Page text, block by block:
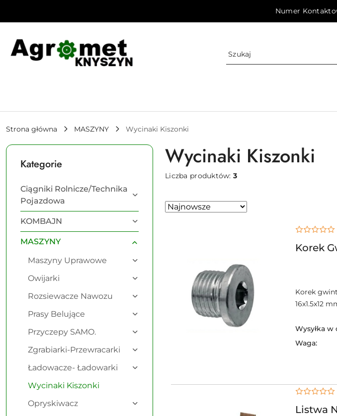
Numer
Strona główna MASZYNY Wycinaki Kiszonki
Kategorie
Ciągniki Rolnicze/Technika
Pojazdowa
KOMBAJN
MASZYNY
Maszyny Uprawowe
Owijarki
Rozsiewacze Nawozu
Prasy Belujące
Przyczepy SAMO.
Zgrabiarki-Przewracarki
Ładowacze- Ładowarki
Wycinaki Kiszonki
Opryskiwacz
Wycinaki Kiszonki
Liczba produktów:3
Zastosowano
Sortuj
Korek
Korek
16x1.5x12
Wysyłka w
Waga:
Listwa